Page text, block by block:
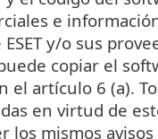
e
y/o sus
copiar el
el artículo 6 (a).
en virtud de
los mismos avisos